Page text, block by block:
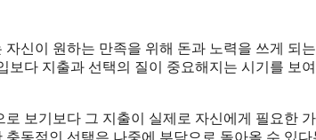
신이 원하는 만족을 위해 돈과 노력을 쓰게 되
다 지출과 선택의 질이 중요해지는 시기를 보
보기보다 그 지출이 실제로 자신에게 필요한
동적인 선택은 나중에 부담으로 돌아올 수 있다